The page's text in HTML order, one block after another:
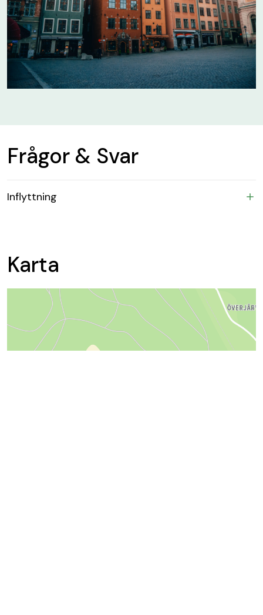
Frågor & Svar
Inflyttning
Karta